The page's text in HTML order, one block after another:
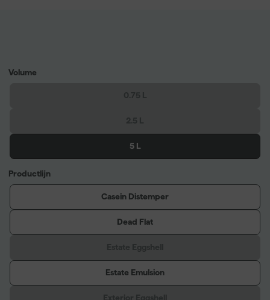
Volume
5 L
Productlijn
Casein Distemper
Dead Flat
Estate Emulsion